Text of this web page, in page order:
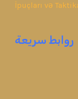
İpuçları və
روابط سريعة